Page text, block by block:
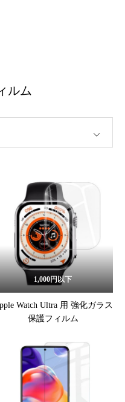
ルム
1,000円以下
Watch Ultra 用 強化ガラス
保護フィルム